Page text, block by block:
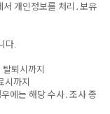
개인정보를 처리․보유
다.
퇴시까지
시까지
에는 해당 수사․조사 종